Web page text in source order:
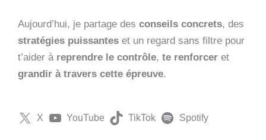
Aujourd’hui, je partage des conseils concrets, des
stratégies puissantes et un regard sans filtre pour
t’aider à reprendre le contrôle, te renforcer et
grandir à travers cette épreuve.
X YouTube TikTok Spotify